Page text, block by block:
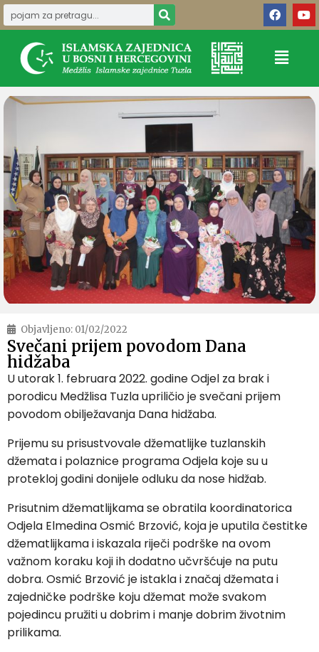
Objavljeno: 01/02/2022
Svečani prijem povodom Dana
hidžaba
U utorak 1. februara 2022. godine Odjel za brak i
porodicu Medžlisa Tuzla upriličio je svečani prijem
povodom obilježavanja Dana hidžaba.
Prijemu su prisustvovale džematlijke tuzlanskih
džemata i polaznice programa Odjela koje su u
protekloj godini donijele odluku da nose hidžab.
Prisutnim džematlijkama se obratila koordinatorica
Odjela Elmedina Osmić Brzović, koja je uputila čestitke
džematlijkama i iskazala riječi podrške na ovom
važnom koraku koji ih dodatno učvršćuje na putu
dobra. Osmić Brzović je istakla i značaj džemata i
zajedničke podrške koju džemat može svakom
pojedincu pružiti u dobrim i manje dobrim životnim
prilikama.